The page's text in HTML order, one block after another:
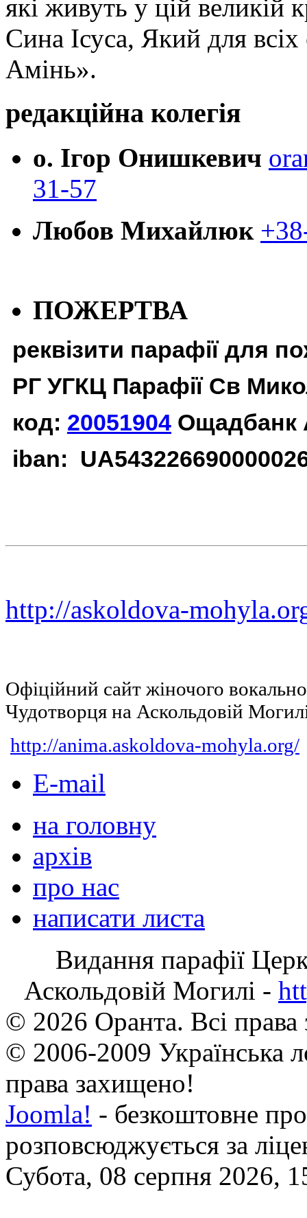
які живуть у цій великій
Сина Ісуса, Який для
Амінь».
редакційна колегія
о. Ігор Онишкевич
31-57
Любов Михайлюк
ПОЖЕРТВА
реквізити парафії для
РГ УГКЦ Парафії Св
код: 20051904 Ощадбанк
iban:
http://askoldova-
Офіційний сайт жіночого
Чудотворця на Аскольдовій
http://anima.askoldova-mohyla.org/
E-mail
на головну
архів
про нас
написати листа
Видання парафії
Аскольдовій Могилі -
© 2026 Оранта. Всі
© 2006-2009 Українська
права захищено!
Joomla! - безкоштовне
розповсюджується за
Субота, 08 серпня 2026,